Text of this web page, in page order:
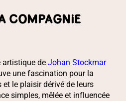
COMPAGNIE
de Johan Stockmar
une fascination pour la
le plaisir dérivé de leurs
simples, mêlée et influencée